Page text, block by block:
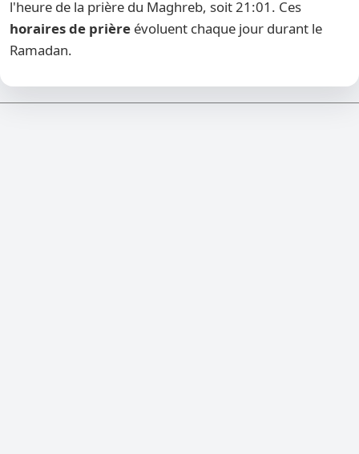
l'heure de la prière du Maghreb, soit 21:01. Ces
horaires de prière évoluent chaque jour durant le
Ramadan.